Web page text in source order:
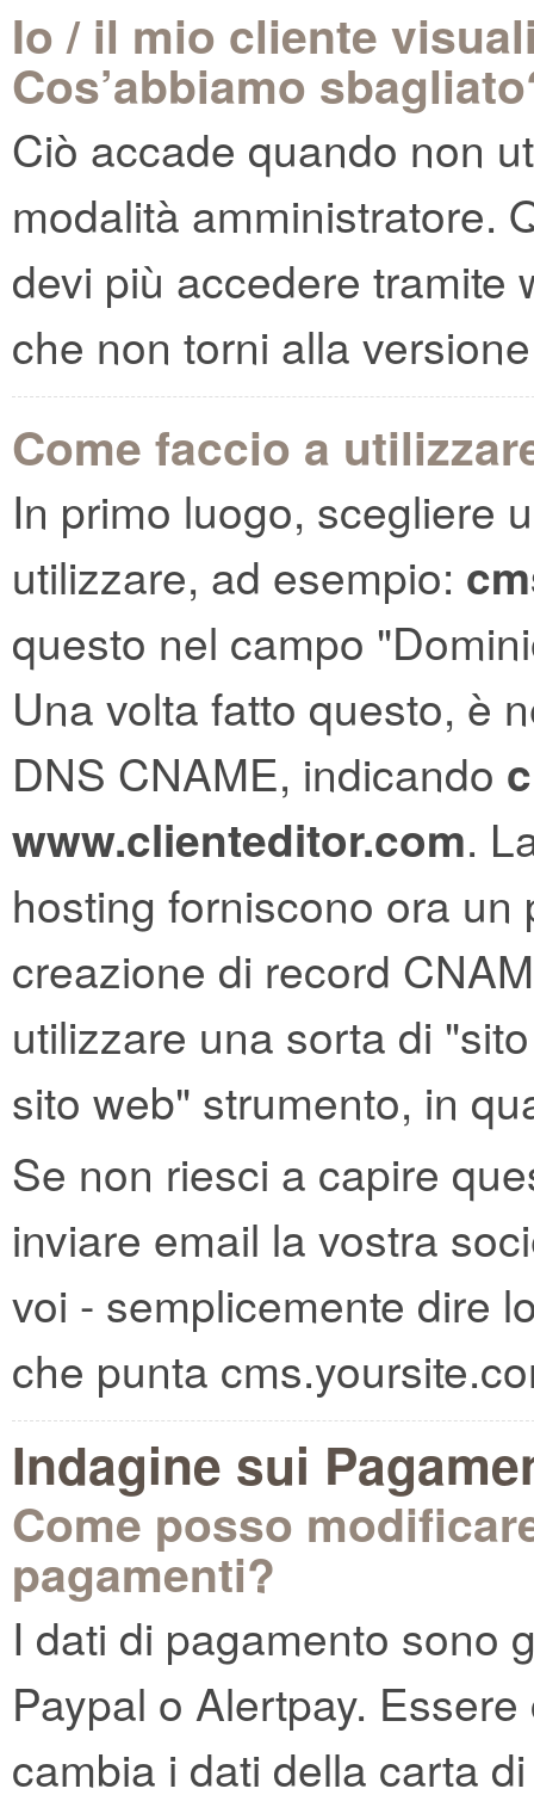
Io / il mio cliente
Cos’abbiamo
Ciò accade quando non
modalità amministratore.
devi più accedere tramite
che non torni alla
Come faccio a
In primo luogo, scegliere
utilizzare, ad esempio:
questo nel campo
Una volta fatto questo, è
DNS CNAME, indicando
www.clienteditor.com.
hosting forniscono ora
creazione di record
utilizzare una sorta di
sito web" strumento, in
Se non riesci a capire
inviare email la vostra
voi - semplicemente dire
che punta
Indagine sui
Come posso
pagamenti?
I dati di pagamento sono
Paypal o Alertpay.
cambia i dati della carta